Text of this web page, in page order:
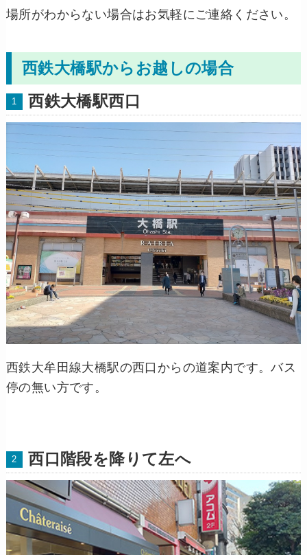
場所がわからない場合はお気軽にご連絡ください。
西鉄大橋駅からお越しの場合
西鉄大橋駅西口
西鉄大牟田線大橋駅の西口からの道案内です。バス
停の無い方です。
西口階段を降りて左へ